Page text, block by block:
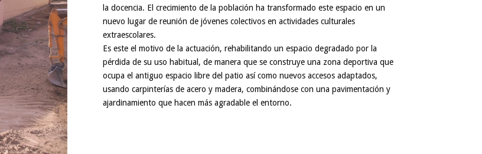
la docencia. El crecimiento de la población ha transformado este espacio en un
nuevo lugar de reunión de jóvenes colectivos en actividades culturales
extraescolares.
Es este el motivo de la actuación, rehabilitando un espacio degradado por la
pérdida de su uso habitual, de manera que se construye una zona deportiva que
ocupa el antiguo espacio libre del patio así como nuevos accesos adaptados,
usando carpinterías de acero y madera, combinándose con una pavimentación y
ajardinamiento que hacen más agradable el entorno.